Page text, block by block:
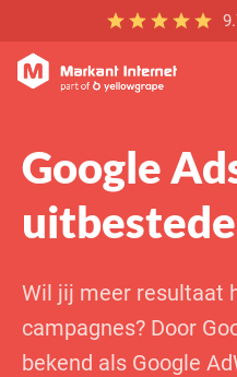
Google
Wil jij meer resultaat
campagnes? Door
bekend als Google